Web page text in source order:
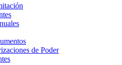
de Poder